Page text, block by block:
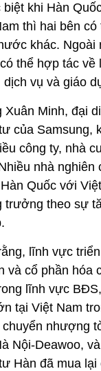
biệt khi Hàn
thì hai bên
khác. Ngoài
thể hợp tác về
vụ và giáo
Minh, đại
của Samsung,
công ty, nhà
nhà nghiên
Quốc với
trưởng theo sự
lĩnh vực
và cổ phần hóa
lĩnh vực
tại Việt Nam
nhượng
Nội-Deawoo,
Hàn đã mua lại